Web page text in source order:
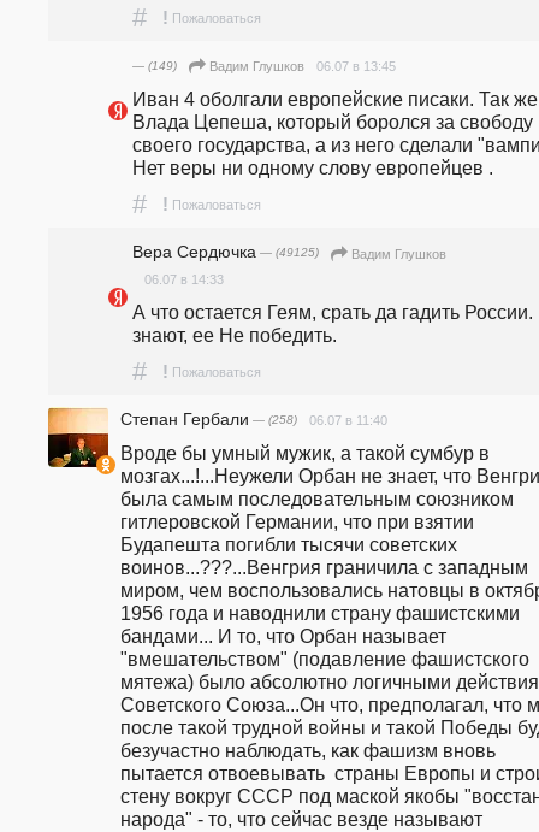
# ! Пожаловаться
— (149) Вадим Глушков 06.07 в 13:45
Иван 4 оболгали европейские писаки. Так же
Влада Цепеша, который боролся за свободу
своего государства, а из него сделали
Нет веры ни одному слову европейцев .
# ! Пожаловаться
Вера Сердючка — (49125)
Вадим Глушков
06.07 в 14:33
А что остается Геям, срать да гадить
знают, ее Не победить.
# ! Пожаловаться
Степан Гербали — (258) 06.07 в 11:40
Вроде бы умный мужик, а такой сумбур в
мозгах...!...Неужели Орбан не знает, что
была самым последовательным союзником
гитлеровской Германии, что при взятии
Будапешта погибли тысячи советских
воинов...???...Венгрия граничила с западным
миром, чем воспользовались натовцы в
1956 года и наводнили страну фашистскими
бандами... И то, что Орбан называет
"вмешательством" (подавление фашистского
мятежа) было абсолютно логичными
Советского Союза...Он что, предполагал, что
после такой трудной войны и такой Победы
безучастно наблюдать, как фашизм вновь
пытается отвоевывать  страны Европы и
стену вокруг СССР под маской якобы
народа" - то, что сейчас везде называют